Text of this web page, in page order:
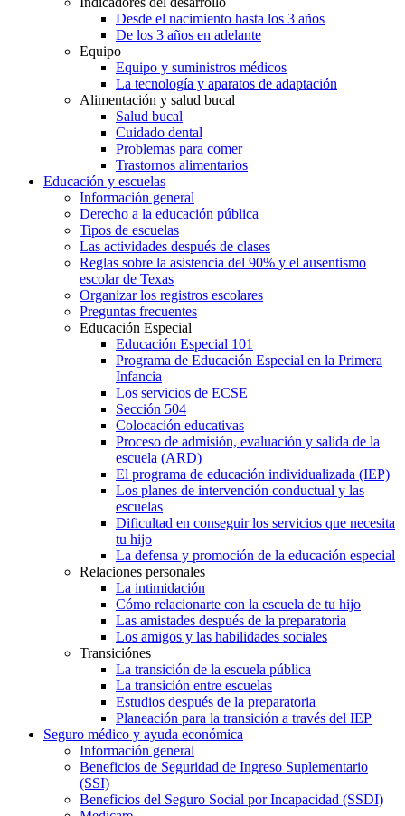
Desde el nacimiento hasta los 3 años
De los 3 años en adelante
Equipo
Equipo y suministros médicos
La tecnología y aparatos de adaptación
Alimentación y salud bucal
Salud bucal
Cuidado dental
Problemas para comer
Trastornos alimentarios
Educación y escuelas
Información general
Derecho a la educación pública
Tipos de escuelas
Las actividades después de clases
Reglas sobre la asistencia del 90% y el ausentismo
escolar de Texas
Organizar los registros escolares
Preguntas frecuentes
Educación Especial
Educación Especial 101
Programa de Educación Especial en la Primera
Infancia
Los servicios de ECSE
Sección 504
Colocación educativas
Proceso de admisión, evaluación y salida de la
escuela (ARD)
El programa de educación individualizada (IEP)
Los planes de intervención conductual y las
escuelas
Dificultad en conseguir los servicios que necesita
tu hijo
La defensa y promoción de la educación especial
Relaciones personales
La intimidación
Cómo relacionarte con la escuela de tu hijo
Las amistades después de la preparatoria
Los amigos y las habilidades sociales
Transiciónes
La transición de la escuela pública
La transición entre escuelas
Estudios después de la preparatoria
Planeación para la transición a través del IEP
Seguro médico y ayuda económica
Información general
Beneficios de Seguridad de Ingreso Suplementario
(SSI)
Beneficios del Seguro Social por Incapacidad (SSDI)